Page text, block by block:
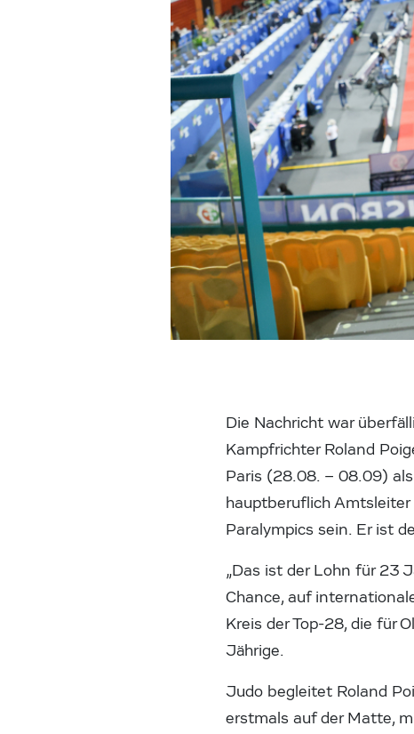
Die Nachricht war
Kampfrichter Roland
Paris (28.08. – 08.09)
hauptberuflich
Paralympics sein. Er ist
„Das ist der Lohn für 23
Chance, auf
Kreis der Top-28, die für
Jährige.
Judo begleitet Roland
erstmals auf der Matte,